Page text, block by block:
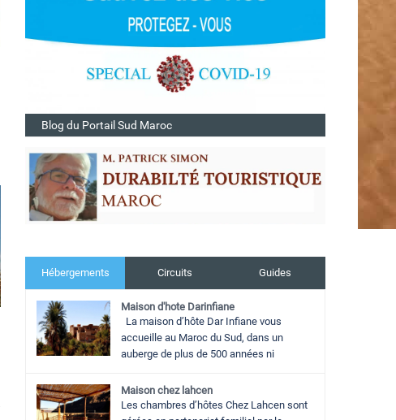
Blog du Portail Sud Maroc
Hébergements Circuits Guides
Maison d'hote Darinfiane
La maison d’hôte Dar Infiane vous
accueille au Maroc du Sud, dans un
auberge de plus de 500 années ni
Maison chez lahcen
Les chambres d’hôtes Chez Lahcen sont